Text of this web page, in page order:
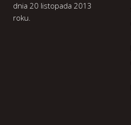
dnia 20 listopada 2013
roku.